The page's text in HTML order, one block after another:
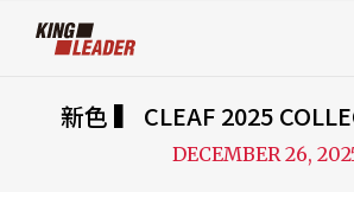
新色 ▍ CLEAF 2025
DECEMBER 26,